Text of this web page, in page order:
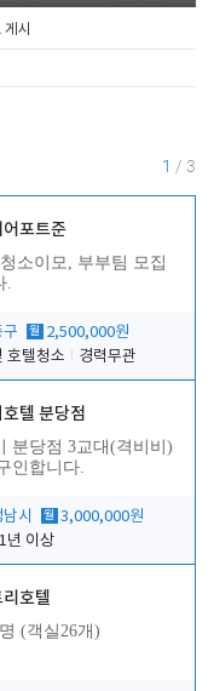
시
1 / 3
포트준
소이모, 부부팀 모집
.
구 월 2,500,000원
호텔청소
경력무관
텔 분당점
분당점 3교대(격비비)
인합니다.
시 월 3,000,000원
1년 이상
호텔
(객실26개)